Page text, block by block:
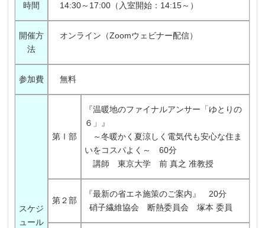
時間 14:30～17:00（入室開始：14:15～）
開催方
法
オンライン（Zoomウェビナー配信）
参加費 無料
スケジ
ュール
第Ⅰ部
『温暖地のファイナルアンサー「ゆとりの
６」』
～冬暖かく夏涼しく電気代も安心な住ま
いをコスパよく～ 60分
講師 東京大学 前 真之 准教授
第２部
『最新の省エネ施策のご案内』 20分
硝子繊維協会 断熱委員会 塚本 委員